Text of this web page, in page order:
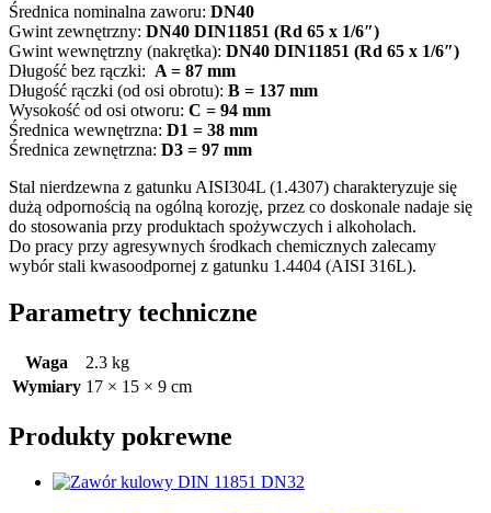
Średnica nominalna zaworu: DN40
Gwint zewnętrzny: DN40 DIN11851 (Rd 65 x 1/6″)
Gwint wewnętrzny (nakrętka): DN40 DIN11851 (Rd 65 x 1/6″)
Długość bez rączki: A = 87 mm
Długość rączki (od osi obrotu): B = 137 mm
Wysokość od osi otworu: C = 94 mm
Średnica wewnętrzna: D1 = 38 mm
Średnica zewnętrzna: D3 = 97 mm
Stal nierdzewna z gatunku AISI304L (1.4307) charakteryzuje się
dużą odpornością na ogólną korozję, przez co doskonale nadaje się
do stosowania przy produktach spożywczych i alkoholach.
Do pracy przy agresywnych środkach chemicznych zalecamy
wybór stali kwasoodpornej z gatunku 1.4404 (AISI 316L).
Parametry techniczne
Waga
2.3 kg
Wymiary 17 × 15 × 9 cm
Produkty pokrewne